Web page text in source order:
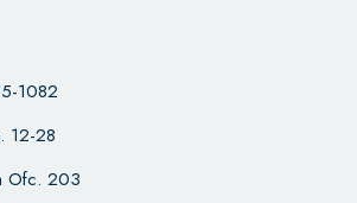
1082
12-28
Ofc. 203